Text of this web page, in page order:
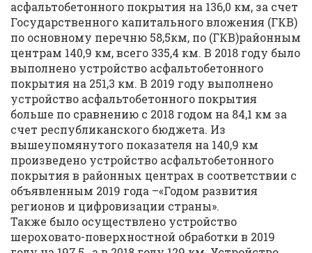
асфальтобетонного покрытия на 136,0 км, за счет
Государственного капитального вложения (ГКВ)
по основному перечню 58,5км, по (ГКВ)районным
центрам 140,9 км, всего 335,4 км. В 2018 году было
выполнено устройство асфальтобетонного
покрытия на 251,3 км. В 2019 году выполнено
устройство асфальтобетонного покрытия
больше по сравнению с 2018 годом на 84,1 км за
счет республиканского бюджета. Из
вышеупомянутого показателя на 140,9 км
произведено устройство асфальтобетонного
покрытия в районных центрах в соответствии с
объявленным 2019 года –«Годом развития
регионов и цифровизации страны».
Также было осуществлено устройство
шероховато-поверхностной обработки в 2019